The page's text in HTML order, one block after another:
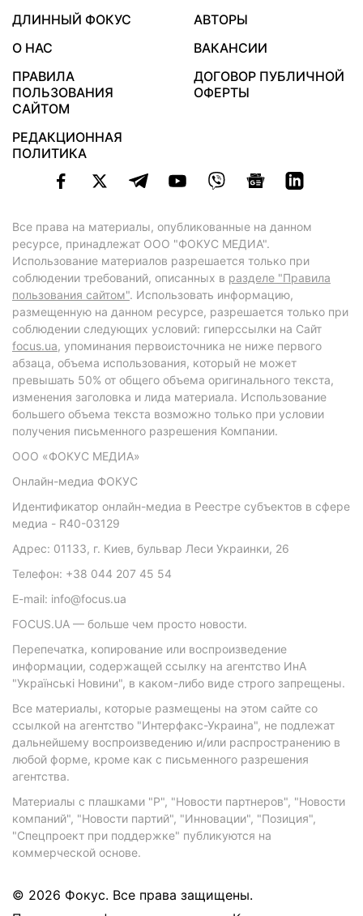
ДЛИННЫЙ ФОКУС
АВТОРЫ
О НАС
ВАКАНСИИ
ПРАВИЛА
ПОЛЬЗОВАНИЯ
САЙТОМ
ДОГОВОР ПУБЛИЧНОЙ
ОФЕРТЫ
РЕДАКЦИОННАЯ
ПОЛИТИКА
Все права на материалы, опубликованные на данном
ресурсе, принадлежат ООО "ФОКУС МЕДИА".
Использование материалов разрешается только при
соблюдении требований, описанных в разделе "Правила
пользования сайтом". Использовать информацию,
размещенную на данном ресурсе, разрешается только при
соблюдении следующих условий: гиперссылки на Сайт
focus.ua, упоминания первоисточника не ниже первого
абзаца, объема использования, который не может
превышать 50% от общего объема оригинального текста,
изменения заголовка и лида материала. Использование
большего объема текста возможно только при условии
получения письменного разрешения Компании.
ООО «ФОКУС МЕДИА»
Онлайн-медиа ФОКУС
Идентификатор онлайн-медиа в Реестре субъектов в сфере
медиа - R40-03129
Адрес: 01133, г. Киев, бульвар Леси Украинки, 26
Телефон: +38 044 207 45 54
E-mail: info@focus.ua
FOCUS.UA — больше чем просто новости.
Перепечатка, копирование или воспроизведение
информации, содержащей ссылку на агентство ИнА
"Українські Новини", в каком-либо виде строго запрещены.
Все материалы, которые размещены на этом сайте со
ссылкой на агентство "Интерфакс-Украина", не подлежат
дальнейшему воспроизведению и/или распространению в
любой форме, кроме как с письменного разрешения
агентства.
Материалы с плашками "Р", "Новости партнеров", "Новости
компаний", "Новости партий", "Инновации", "Позиция",
"Спецпроект при поддержке" публикуются на
коммерческой основе.
© 2026 Фокус. Все права защищены.